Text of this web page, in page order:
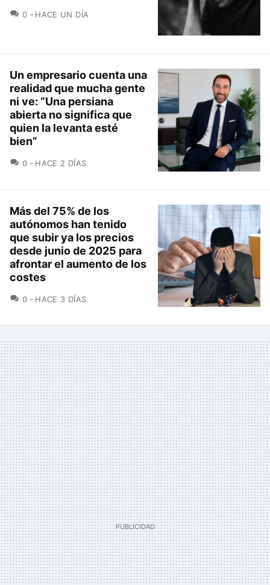
0 COMENTARIOS
HACE UN DÍA
Un empresario cuenta una
realidad que mucha gente
ni ve: “Una persiana
abierta no significa que
quien la levanta esté
bien”
0 COMENTARIOS
HACE 2 DÍAS
Más del 75% de los
autónomos han tenido
que subir ya los precios
desde junio de 2025 para
afrontar el aumento de los
costes
0 COMENTARIOS
HACE 3 DÍAS